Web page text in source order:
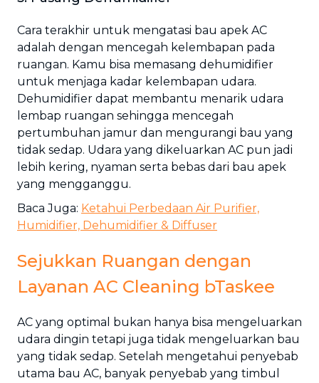
Cara terakhir untuk mengatasi bau apek AC
adalah dengan mencegah kelembapan pada
ruangan. Kamu bisa memasang dehumidifier
untuk menjaga kadar kelembapan udara.
Dehumidifier dapat membantu menarik udara
lembap ruangan sehingga mencegah
pertumbuhan jamur dan mengurangi bau yang
tidak sedap. Udara yang dikeluarkan AC pun jadi
lebih kering, nyaman serta bebas dari bau apek
yang mengganggu.
Baca Juga: Ketahui Perbedaan Air Purifier,
Humidifier, Dehumidifier & Diffuser
Sejukkan Ruangan dengan
Layanan AC Cleaning bTaskee
AC yang optimal bukan hanya bisa mengeluarkan
udara dingin tetapi juga tidak mengeluarkan bau
yang tidak sedap. Setelah mengetahui penyebab
utama bau AC, banyak penyebab yang timbul